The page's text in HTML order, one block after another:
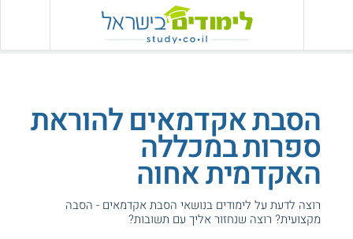
הסבת אקדמאים להוראת
ספרות במכללה
האקדמית אחוה
רוצה לדעת על לימודים בנושאי הסבת אקדמאים - הסבה
מקצועית? רוצה שנחזור אליך עם תשובות?